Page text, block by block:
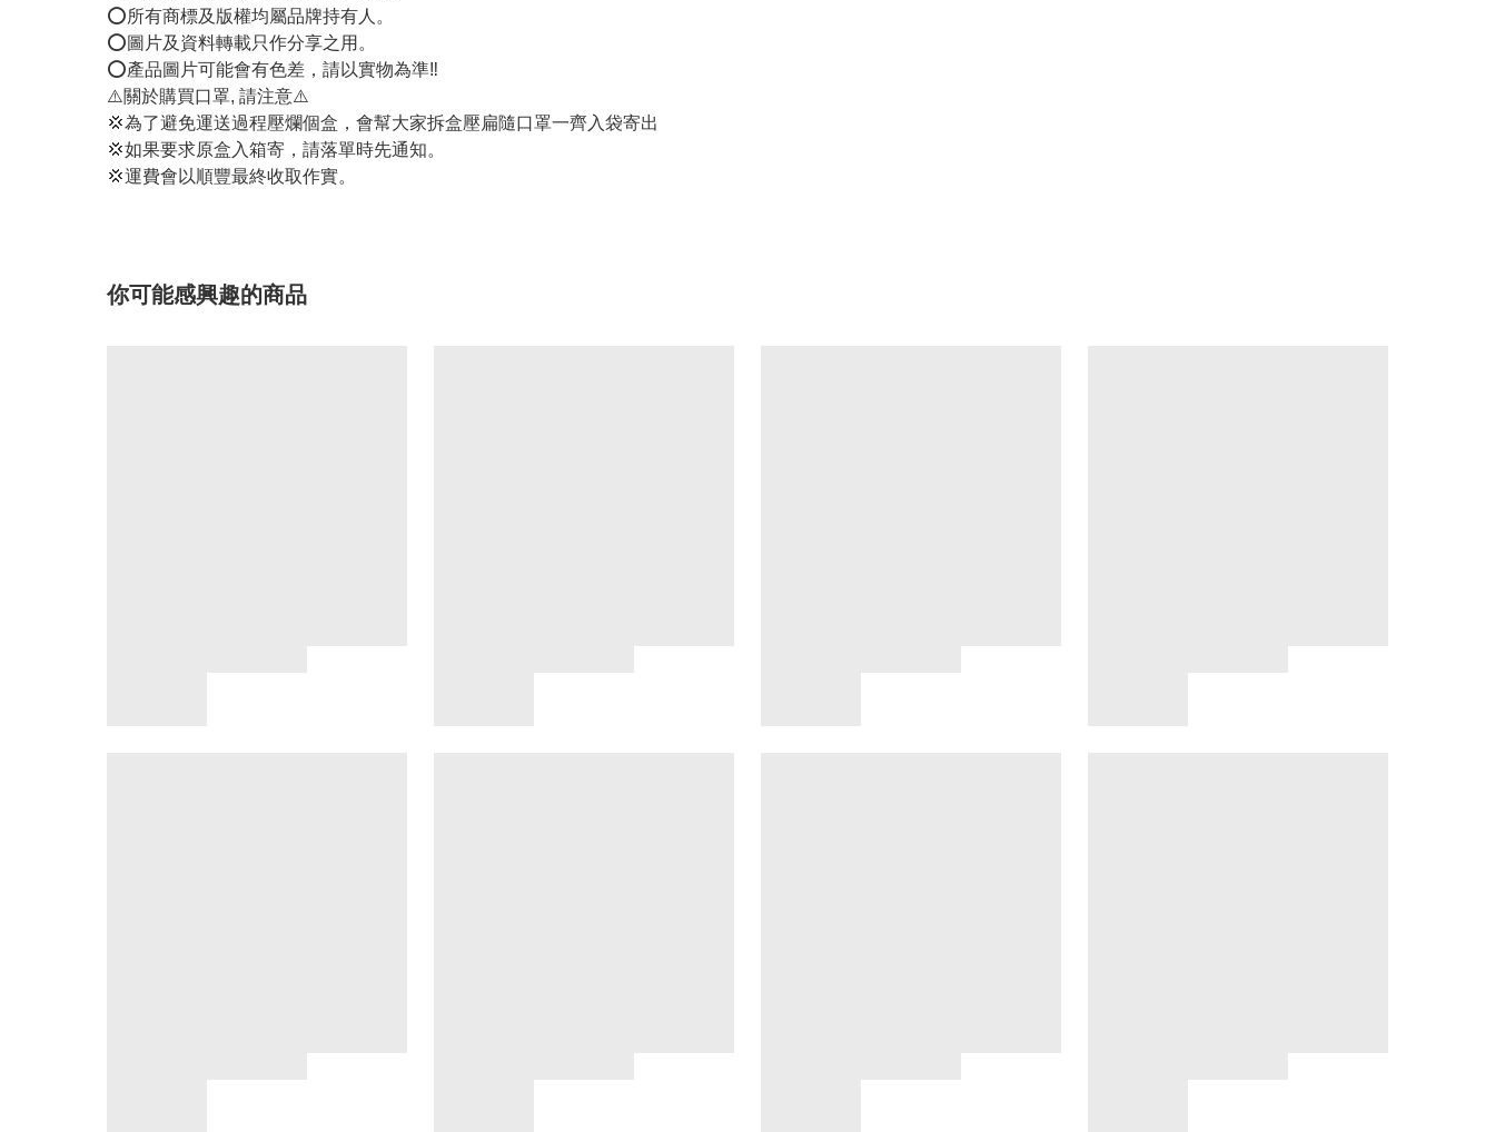
⭕️所有商標及版權均屬品牌持有人。
⭕️圖片及資料轉載只作分享之用。
⭕️產品圖片可能會有色差，請以實物為準‼️
⚠️關於購買口罩, 請注意⚠️
💢為了避免運送過程壓爛個盒，會幫大家拆盒壓扁隨口罩一齊入袋寄出
💢如果要求原盒入箱寄，請落單時先通知。
💢運費會以順豐最終收取作實。
你可能感興趣的商品